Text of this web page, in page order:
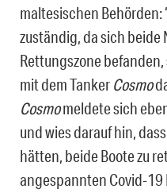
maltesischen Behörden:
zuständig, da sich beide
Rettungszone
mit dem Tanker Cosmo
Cosmomeldete sich
und wies darauf hin,
hätten, beide Boote zu
angespannten Covid-19